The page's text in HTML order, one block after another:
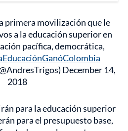
primera movilización que le
a la educación superior en
pacífica, democrática,
December 14,
2018
para la educación superior
para el presupuesto base,